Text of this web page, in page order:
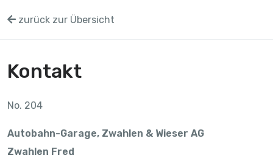
zurück zur Übersicht
Kontakt
No. 204
Autobahn-Garage, Zwahlen & Wieser AG
Zwahlen Fred